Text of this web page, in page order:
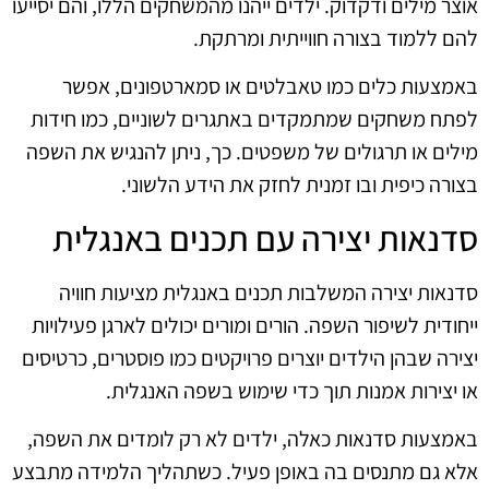
להם ללמוד בצורה חווייתית ומרתקת.
באמצעות כלים כמו טאבלטים או סמארטפונים, אפשר
לפתח משחקים שמתמקדים באתגרים לשוניים, כמו חידות
מילים או תרגולים של משפטים. כך, ניתן להנגיש את השפה
בצורה כיפית ובו זמנית לחזק את הידע הלשוני.
סדנאות יצירה עם תכנים באנגלית
סדנאות יצירה המשלבות תכנים באנגלית מציעות חוויה
ייחודית לשיפור השפה. הורים ומורים יכולים לארגן פעילויות
יצירה שבהן הילדים יוצרים פרויקטים כמו פוסטרים, כרטיסים
או יצירות אמנות תוך כדי שימוש בשפה האנגלית.
באמצעות סדנאות כאלה, ילדים לא רק לומדים את השפה,
אלא גם מתנסים בה באופן פעיל. כשתהליך הלמידה מתבצע